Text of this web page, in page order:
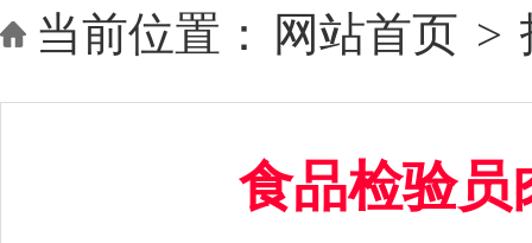
当前位置： 网站首页 >
食品检验员